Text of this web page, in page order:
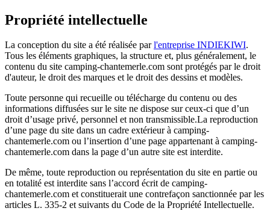
Propriété intellectuelle
La conception du site a été réalisée parl'entreprise INDIEKIWI.
Tous les éléments graphiques, la structure et, plus généralement, le
contenu du site camping-chantemerle.com sont protégés par le droit
d'auteur, le droit des marques et le droit des dessins et modèles.
Toute personne qui recueille ou télécharge du contenu ou des
informations diffusées sur le site ne dispose sur ceux-ci que d’un
droit d’usage privé, personnel et non transmissible.La reproduction
d’une page du site dans un cadre extérieur à camping-
chantemerle.com ou l’insertion d’une page appartenant à camping-
chantemerle.com dans la page d’un autre site est interdite.
De même, toute reproduction ou représentation du site en partie ou
en totalité est interdite sans l’accord écrit de camping-
chantemerle.com et constituerait une contrefaçon sanctionnée par les
articles L. 335-2 et suivants du Code de la Propriété Intellectuelle.